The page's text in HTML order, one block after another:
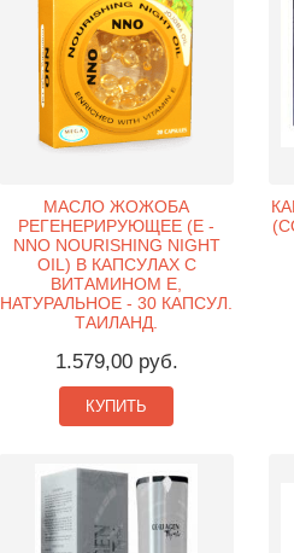
МАСЛО ЖОЖОБА
РЕГЕНЕРИРУЮЩЕЕ (Е -
NNO NOURISHING NIGHT
OIL) В КАПСУЛАХ С
ВИТАМИНОМ Е,
НАТУРАЛЬНОЕ - 30 КАПСУЛ.
ТАИЛАНД.
1.579,00 руб.
КУПИТЬ